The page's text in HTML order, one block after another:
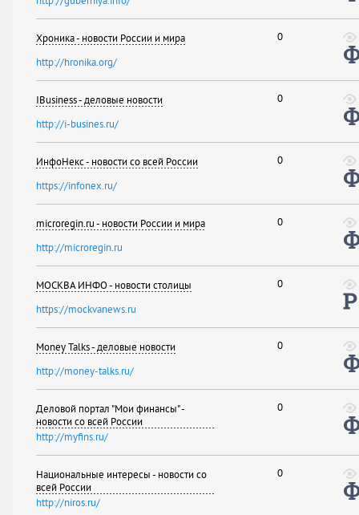
Хроника - новости России и мира
http://hronika.org/
0
IBusiness - деловые новости
http://i-busines.ru/
0
ИнфоНекс - новости со всей России
https://infonex.ru/
0
microregin.ru - новости России и мира
http://microregin.ru
0
МОСКВА ИНФО - новости столицы
https://mockvanews.ru
0
Money Talks - деловые новости
http://money-talks.ru/
0
Деловой портал "Мои финансы" -
новости со всей России
http://myfins.ru/
0
Национальные интересы - новости со
всей России
http://niros.ru/
0